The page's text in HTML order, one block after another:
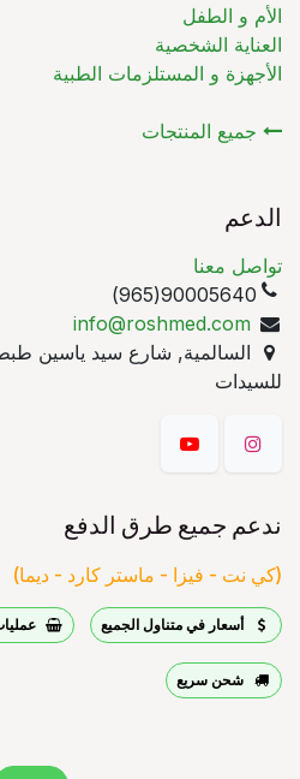
الأم و الطفل
العناية الشخصية
الأجهزة و المستلزمات الطبية
جميع المنتجات
الدعم
تواصل معنا
90005640(965)
info@roshmed.com
السالمية, شارع سيد ياسين
للسيدات
ندعم جميع طرق الدفع
(كي نت - فيزا - ماستر كارد - ديما)
أسعار في متناول الجميع
شحن سريع